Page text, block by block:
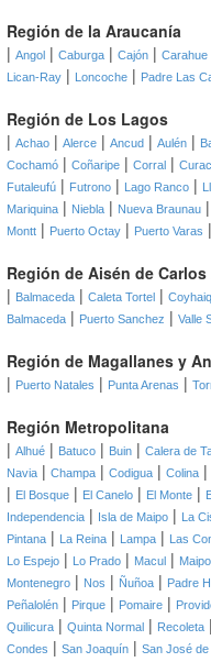
Región de la Araucanía
| Angol | Caburga | Cajón | Carahue
Lican-Ray | Loncoche | Padre Las
Región de Los Lagos
| Achao | Alerce | Ancud | Aulén |
Cochamó | Coñaripe | Corral |
Futaleufú | Futrono | Lago Ranco |
Mariquina | Niebla | Nueva Braunau |
Montt | Puerto Octay | Puerto Varas |
Región de Aisén de Carlos
| Balmaceda | Caleta Tortel |
Balmaceda | Puerto Sanchez | Valle
Región de Magallanes y
| Puerto Natales | Punta Arenas |
Región Metropolitana
| Alhué | Batuco | Buin | Calera de
Navia | Champa | Codigua | Colina |
| El Bosque | El Canelo | El Monte |
Independencia | Isla de Maipo | La
Pintana | La Reina | Lampa | Las
Lo Espejo | Lo Prado | Macul | Maipo
Montenegro | Nos | Ñuñoa | Padre
Peñalolén | Pirque | Pomaire |
Quilicura | Quinta Normal | Recoleta |
Condes | San Joaquín | San José de